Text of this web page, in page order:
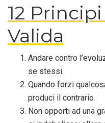
12
Valida
Andare contro
se stessi.
Quando forzi
produci il contrario.
Non opporti ad una